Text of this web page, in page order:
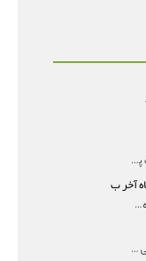
مال من ۱۶۸بود و نینی پسره تو خابم دوبار دیدم ک پسره
آخر ب
سلام مگه مصرف ویتامین دی هرروز توصیه نمیشه؟درمقاله میگه
سلام برای تشخیص دقیق، چه آزمایش‌های هورمونی و چه سونوگر